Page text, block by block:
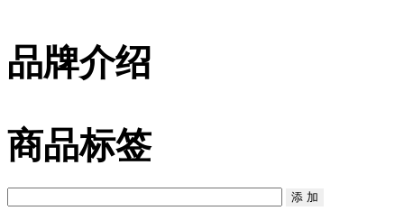
品牌介绍
商品标签